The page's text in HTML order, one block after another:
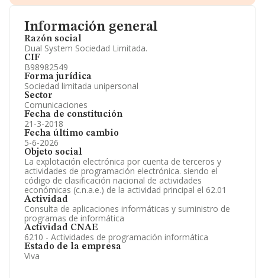
Información general
Razón social
Dual System Sociedad Limitada.
CIF
B98982549
Forma jurídica
Sociedad limitada unipersonal
Sector
Comunicaciones
Fecha de constitución
21-3-2018
Fecha último cambio
5-6-2026
Objeto social
La explotación electrónica por cuenta de terceros y
actividades de programación electrónica. siendo el
código de clasificación nacional de actividades
económicas (c.n.a.e.) de la actividad principal el 62.01
Actividad
Consulta de aplicaciones informáticas y suministro de
programas de informática
Actividad CNAE
6210 - Actividades de programación informática
Estado de la empresa
Viva
Información oficial y registral complementaria.